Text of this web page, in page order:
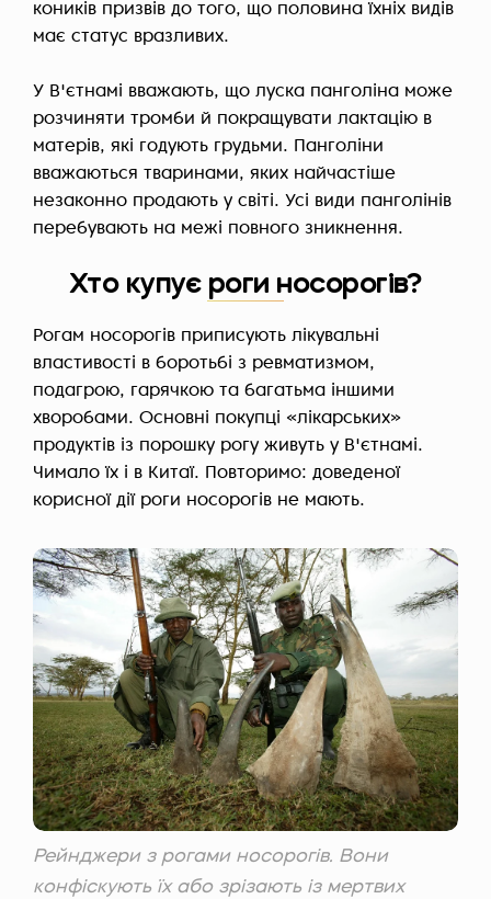
коників призвів до того, що половина їхніх видів
має статус вразливих.
У В'єтнамі вважають, що луска панголіна може
розчиняти тромби й покращувати лактацію в
матерів, які годують грудьми. Панголіни
вважаються тваринами, яких найчастіше
незаконно продають у світі. Усі види панголінів
перебувають на межі повного зникнення.
Хто купує роги носорогів?
Рогам носорогів приписують лікувальні
властивості в боротьбі з ревматизмом,
подагрою, гарячкою та багатьма іншими
хворобами. Основні покупці «лікарських»
продуктів із порошку рогу живуть у В'єтнамі.
Чимало їх і в Китаї. Повторимо: доведеної
корисної дії роги носорогів не мають.
Рейнджери з рогами носорогів. Вони
конфіскують їх або зрізають із мертвих